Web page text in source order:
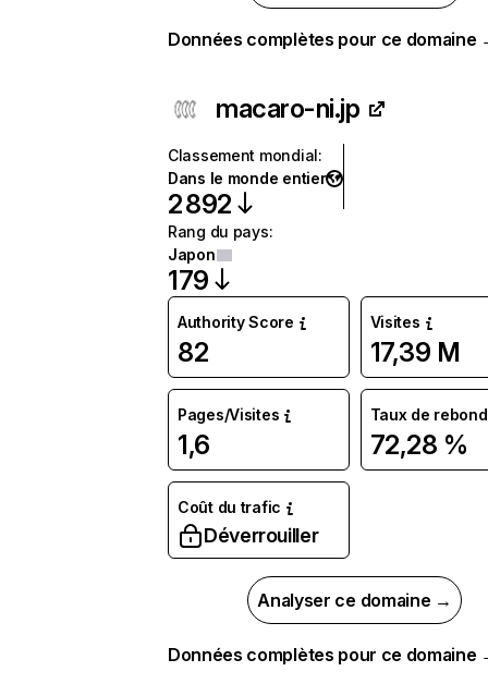
Données complètes pour ce domaine
macaro-ni.jp
Classement mondial:
Dans le monde entier
2 892
Rang du pays:
Japon
179
Authority Score
82
Visites
17,39 M
Pages/Visites
1,6
Taux de rebond
72,28 %
Coût du trafic
Déverrouiller
Analyser ce domaine →
Données complètes pour ce domaine